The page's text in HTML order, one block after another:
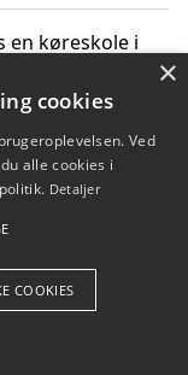
en køreskole i
×
cookies
Ved
alle cookies i
Detaljer
COOKIES